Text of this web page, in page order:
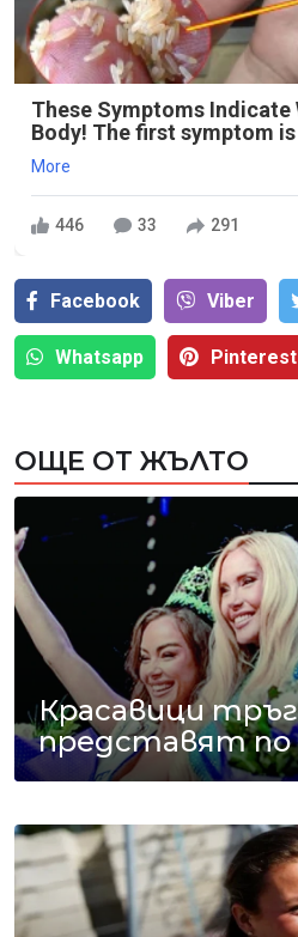
These Symptoms Indicate
Body! The first symptom is
More
446 33 291
Facebook Viber
Whatsapp Pinterest
ОЩЕ ОТ ЖЪЛТО
Красавици
представят по